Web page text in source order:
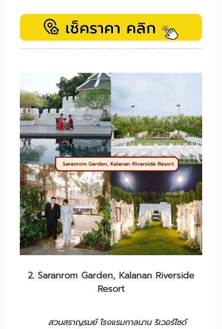
2. Saranrom Garden, Kalanan Riverside
Resort
สวนสราญรมย์ โรงแรมกาลนาน ริเวอร์ไซด์